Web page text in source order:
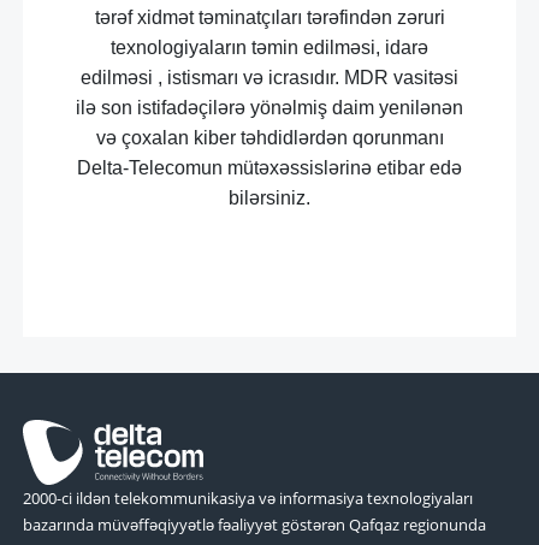
tərəf xidmət təminatçıları tərəfindən zəruri
texnologiyaların təmin edilməsi, idarə
edilməsi , istismarı və icrasıdır. MDR vasitəsi
ilə son istifadəçilərə yönəlmiş daim yenilənən
və çoxalan kiber təhdidlərdən qorunmanı
Delta-Telecomun mütəxəssislərinə etibar edə
bilərsiniz.
2000-ci ildən telekommunikasiya və informasiya texnologiyaları
bazarında müvəffəqiyyətlə fəaliyyət göstərən Qafqaz regionunda